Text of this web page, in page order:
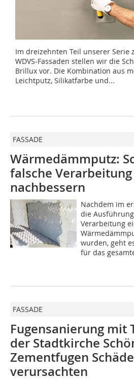
Im dreizehnten Teil unserer Serie
WDVS-Fassaden stellen wir die
Brillux vor. Die Kombination aus
Leichtputz, Silikatfarbe und...
FASSADE
Wärmedämmputz:
falsche
nachbessern
Nachdem im
die
Verarbeitung
wurden, geht
für das
FASSADE
Fugensanierung mit
der Stadtkirche
Zementfugen
verursachten